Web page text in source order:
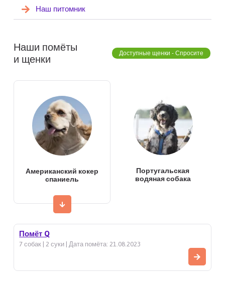
Наш питомник
Наши помёты
и щенки
Доступные щенки - Спросите
Американский кокер
спаниель
Португальская
водяная собака
Помёт Q
7 собак | 2 суки | Дата помёта: 21.08.2023